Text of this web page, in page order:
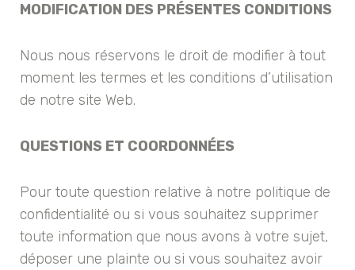
MODIFICATION DES PRÉSENTES CONDITIONS
Nous nous réservons le droit de modifier à tout
moment les termes et les conditions d’utilisation
de notre site Web.
QUESTIONS ET COORDONNÉES
Pour toute question relative à notre politique de
confidentialité ou si vous souhaitez supprimer
toute information que nous avons à votre sujet,
déposer une plainte ou si vous souhaitez avoir